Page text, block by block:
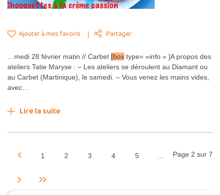
Ajouter à mes favoris Partager
…medi 28 février matin // Carbet [box type= »info » ]A propos des
ateliers Tatie Maryse : – Les ateliers se déroulent au Diamant ou
au Carbet (Martinique), le samedi. – Vous venez les mains vides,
avec…
Lire la suite
Page 2 sur 7
1 2 3 4 5